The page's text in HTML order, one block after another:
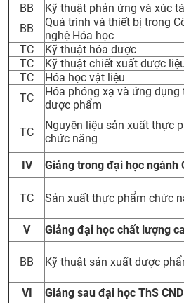
BB
Kỹ thuật phản ứng và xúc
BB
Quá trình và thiết bị trong
nghệ Hóa học
TC
Kỹ thuật hóa dược
TC
Kỹ thuật chiết xuất dược
TC
Hóa học vật liệu
TC
Hóa phóng xạ và ứng dụng
dược phẩm
TC
Nguyên liệu sản xuất thực
chức năng
IV Giảng trong đại học ngành
TC Sản xuất thực phẩm chức
V Giảng đại học chất lượng
BB Kỹ thuật sản xuất dược
VI
Giảng sau đại học ThS